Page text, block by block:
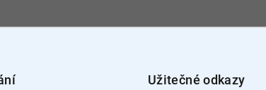
Užitečné odkazy